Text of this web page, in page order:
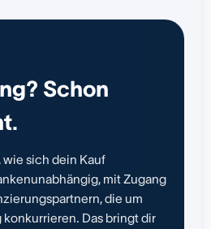
Schon
wie sich dein Kauf
mit Zugang
die um
Das bringt dir